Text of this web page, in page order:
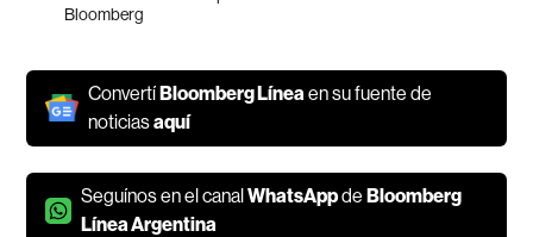
Bloomberg
ConvertíBloomberg Línea en su fuente de
noticiasaquí
Seguínos en el canalWhatsAppdeBloomberg
Línea Argentina